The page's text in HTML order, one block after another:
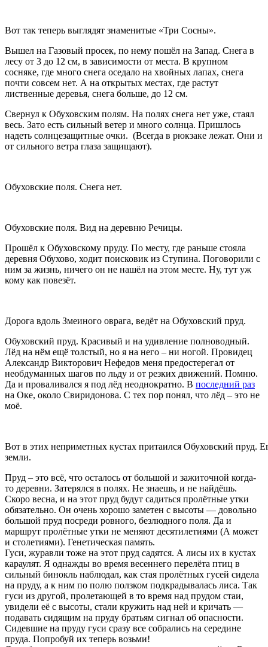
Вот так теперь выглядят знаменитые «Три Сосны».
Вышел на Газовый просек, по нему пошёл на Запад. Снега в
лесу от 3 до 12 см, в зависимости от места. В крупном
сосняке, где много снега оседало на хвойных лапах, снега
почти совсем нет. А на открытых местах, где растут
лиственные деревья, снега больше, до 12 см.
Свернул к Обуховским полям. На полях снега нет уже, стаял
весь. Зато есть сильный ветер и много солнца. Пришлось
надеть солнцезащитные очки. (Всегда в рюкзаке лежат. Они и
от сильного ветра глаза защищают).
Обуховские поля. Снега нет.
Обуховские поля. Вид на деревню Речицы.
Прошёл к Обуховскому пруду. По месту, где раньше стояла
деревня Обухово, ходит поисковик из Ступина. Поговорили с
ним за жизнь, ничего он не нашёл на этом месте. Ну, тут уж
кому как повезёт.
Дорога вдоль Змеиного оврага, ведёт на Обуховский пруд.
Обуховский пруд. Красивый и на удивление полноводный.
Лёд на нём ещё толстый, но я на него – ни ногой. Провидец
Александр Викторович Нефедов меня предостерегал от
необдуманных шагов по льду и от резких движений. Помню.
Да и проваливался я под лёд неоднократно. В последний раз
на Оке, около Свиридонова. С тех пор понял, что лёд – это не
моё.
Вот в этих неприметных кустах притаился Обуховский пруд.
земли.
Пруд – это всё, что осталось от большой и зажиточной когда-
то деревни. Затерялся в полях. Не знаешь, и не найдёшь.
Скоро весна, и на этот пруд будут садиться пролётные утки
обязательно. Он очень хорошо заметен с высоты — довольно
большой пруд посреди ровного, безлюдного поля. Да и
маршрут пролётные утки не меняют десятилетиями (А может
и столетиями). Генетическая память.
Гуси, журавли тоже на этот пруд садятся. А лисы их в кустах
караулят. Я однажды во время весеннего перелёта птиц в
сильный бинокль наблюдал, как стая пролётных гусей сидела
на пруду, а к ним по полю ползком подкрадывалась лиса. Так
гуси из другой, пролетающей в то время над прудом стаи,
увидели её с высоты, стали кружить над ней и кричать —
подавать сидящим на пруду братьям сигнал об опасности.
Сидевшие на пруду гуси сразу все собрались на середине
пруда. Попробуй их теперь возьми!